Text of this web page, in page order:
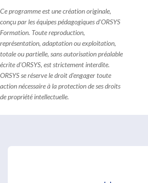
Ce programme est une création originale,
conçu par les équipes pédagogiques d'ORSYS
Formation. Toute reproduction,
représentation, adaptation ou exploitation,
totale ou partielle, sans autorisation préalable
écrite d'ORSYS, est strictement interdite.
ORSYS se réserve le droit d'engager toute
action nécessaire à la protection de ses droits
de propriété intellectuelle.